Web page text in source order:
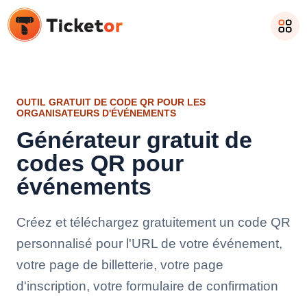
OUTIL GRATUIT DE CODE QR POUR LES
ORGANISATEURS D'ÉVÉNEMENTS
Générateur gratuit de
codes QR pour
événements
Créez et téléchargez gratuitement un code QR
personnalisé pour l'URL de votre événement,
votre page de billetterie, votre page
d'inscription, votre formulaire de confirmation